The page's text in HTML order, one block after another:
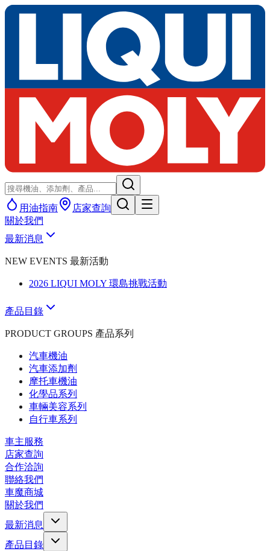
用油指南
店家查詢
關於我們
最新消息
NEW EVENTS 最新活動
2026 LIQUI MOLY 環島挑戰活動
產品目錄
PRODUCT GROUPS 產品系列
汽車機油
汽車添加劑
摩托車機油
化學品系列
車輛美容系列
自行車系列
車主服務
店家查詢
合作洽詢
聯絡我們
車魔商城
關於我們
最新消息
產品目錄